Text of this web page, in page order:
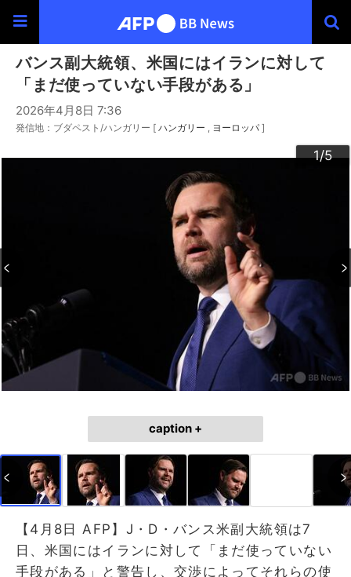
バンス副大統領、米国にはイランに対して
「まだ使っていない手段がある」
2026年4月8日 7:36
発信地：ブダペスト/ハンガリー [ ハンガリー ヨーロッパ ]
1/5
2/5
3/5
4/5
5/5
caption +
【4月8日 AFP】J・D・バンス米副大統領は7
日、米国にはイランに対して「まだ使っていない
手段がある」と警告し、交渉によってそれらの使